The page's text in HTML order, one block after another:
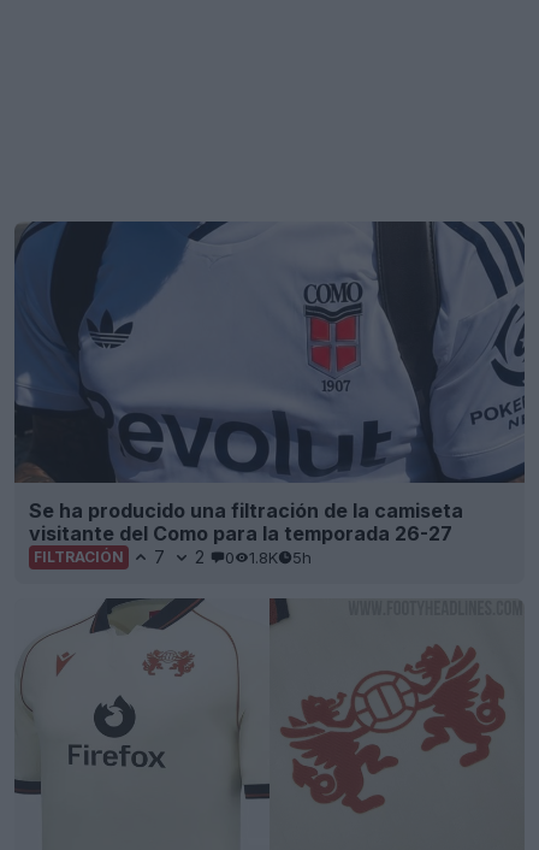
Se ha producido una filtración de la camiseta
visitante del Como para la temporada 26-27
FILTRACIÓN 7 2 0 1.8K 5h